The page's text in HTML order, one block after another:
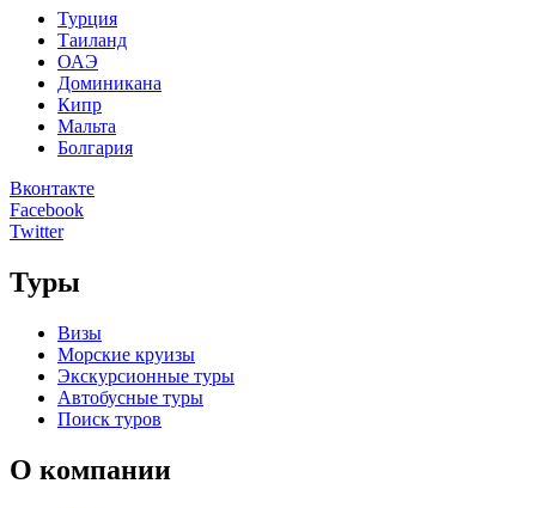
Турция
Таиланд
ОАЭ
Доминикана
Кипр
Мальта
Болгария
Вконтакте
Facebook
Twitter
Туры
Визы
Морские круизы
Экскурсионные туры
Автобусные туры
Поиск туров
О компании